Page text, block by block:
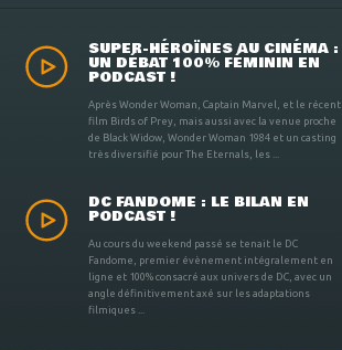
SUPER-HÉROÏNES AU CINÉMA :
UN DÉBAT 100% FÉMININ EN
PODCAST !
Après Wonder Woman, Captain Marvel, et le récent
film Birds of Prey, mais aussi avec la venue proche
de Black Widow, Wonder Woman 1984 et un casting
très diversifié pour The Eternals, les ...
DC FANDOME : LE BILAN EN
PODCAST !
Au cours du weekend passé se tenait le DC
Fandome, premier évènement intégralement en
ligne et 100% consacré aux univers de DC, avec un
angle définitivement axé sur les adaptations
filmiques ...